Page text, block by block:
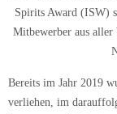
Spirits Award (ISW)
Mitbewerber aus
Bereits im Jahr 2019
verliehen, im